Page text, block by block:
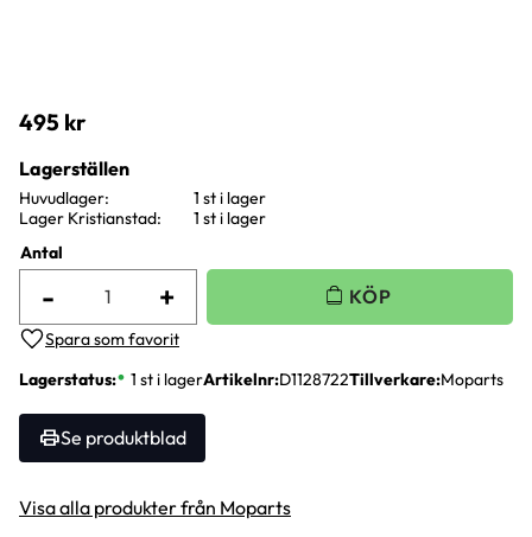
495 kr
Antal
+
-
Lägg till i favoriter
Lagerstatus 1 st i lagerArtikelnr D1128722Tillverkare Moparts
Se produktblad
Lagerställen
Huvudlager
1 st i lager
Lager Kristianstad
1 st i lager
Visa alla produkter från Moparts